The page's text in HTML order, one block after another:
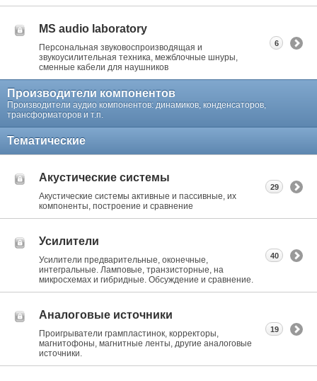
MS audio laboratory
Персональная звуковоспроизводящая и
звукоусилительная техника, межблочные шнуры,
сменные кабели для наушников
6
Производители компонентов
Производители аудио компонентов: динамиков, конденсаторов,
трансформаторов и т.п.
Тематические
Акустические системы
Акустические системы активные и пассивные, их
компоненты, построение и сравнение
29
Усилители
Усилители предварительные, оконечные,
интегральные. Ламповые, транзисторные, на
микросхемах и гибридные. Обсуждение и сравнение.
40
Аналоговые источники
Проигрыватели грампластинок, корректоры,
магнитофоны, магнитные ленты, другие аналоговые
источники.
19